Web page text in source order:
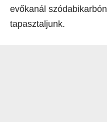
evőkanál
tapasztaljunk.